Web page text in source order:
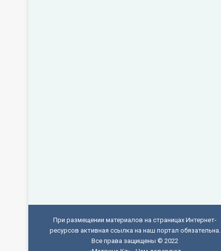
При размещении материалов на страницах Интернет-
ресурсов активная ссылка на наш портал обязательна.
Все права защищены © 2022